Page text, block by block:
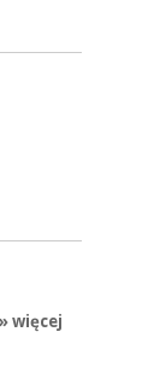
więcej